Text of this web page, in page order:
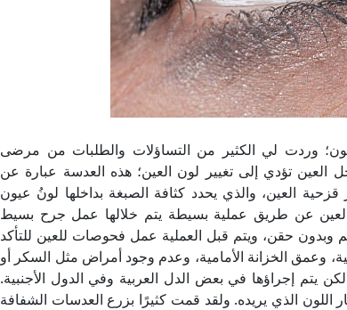
وردت لي الكثير من التساؤلات والطلبات من مرضى
تؤدي إلى تغيير لون العين؛ هذه العدسة عبارة عن
العين، والذي يحدد كثافة الصبغة بداخلها لونُ عيون
العين عن طريق عملية بسيطة يتم خلالها عمل جرح بسيط
وبدون حقن، ويتم قبل العملية عمل فحوصات للعين للتأكد
وعمق الخزانة الأمامية، وعدم وجود أمراض مثل السكر أو
يتم إجراؤها في بعض الدل العربية وفي الدول الأجنبية.
اللون الذي يريده. ولقد قمت كثيرًا بزرع العدسات الشفافة